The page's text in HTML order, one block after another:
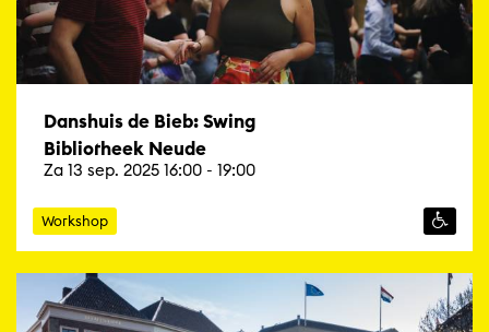
Danshuis de Bieb: Swing
Bibliotheek Neude
Za 13 sep. 2025 16:00 - 19:00
Workshop